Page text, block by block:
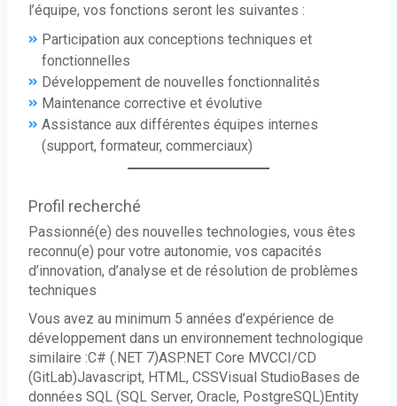
l’équipe, vos fonctions seront les suivantes :
Participation aux conceptions techniques et
fonctionnelles
Développement de nouvelles fonctionnalités
Maintenance corrective et évolutive
Assistance aux différentes équipes internes
(support, formateur, commerciaux)
Profil recherché
Passionné(e) des nouvelles technologies, vous êtes
reconnu(e) pour votre autonomie, vos capacités
d’innovation, d’analyse et de résolution de problèmes
techniques
Vous avez au minimum 5 années d’expérience de
développement dans un environnement technologique
similaire :C# (.NET 7)ASP.NET Core MVCCI/CD
(GitLab)Javascript, HTML, CSSVisual StudioBases de
données SQL (SQL Server, Oracle, PostgreSQL)Entity